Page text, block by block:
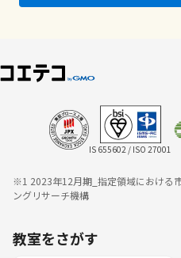
IS 655602 / ISO 27001
※1 2023年12月期_指定領域における
ングリサーチ機構
教室をさがす